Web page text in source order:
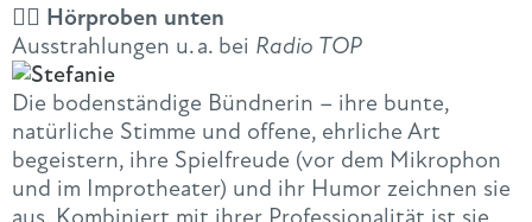
👇🏻 Hörproben unten
Ausstrahlungen u. a. bei Radio TOP
Die bodenständige Bündnerin – ihre bunte,
natürliche Stimme und offene, ehrliche Art
begeistern, ihre Spielfreude (vor dem Mikrophon
und im Improtheater) und ihr Humor zeichnen sie